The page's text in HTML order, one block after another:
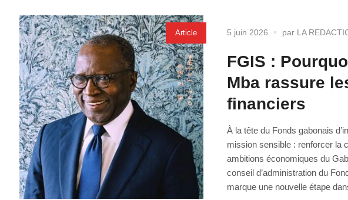
Article 5 juin 2026 par LA
FGIS :
Mba rassure
financiers
À la tête du Fonds gabonais
mission sensible : renforcer la
ambitions économiques du
conseil d’administration du
marque une nouvelle étape